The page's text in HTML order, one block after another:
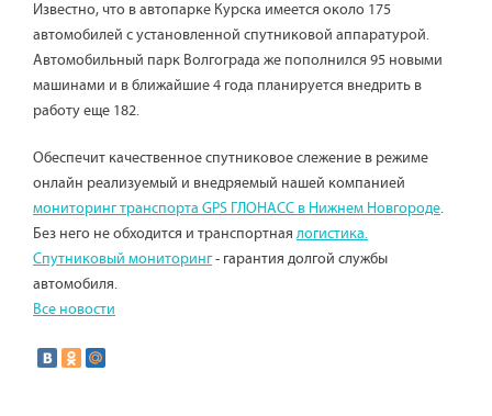
Известно, что в автопарке Курска имеется около 175
автомобилей с установленной спутниковой аппаратурой.
Автомобильный парк Волгограда же пополнился 95 новыми
машинами и в ближайшие 4 года планируется внедрить в
работу еще 182.
Обеспечит качественное спутниковое слежение в режиме
онлайн реализуемый и внедряемый нашей компанией
мониторинг транспорта GPS ГЛОНАСС в Нижнем Новгороде.
Без него не обходится и транспортная логистика.
Спутниковый мониторинг- гарантия долгой службы
автомобиля.
Все новости